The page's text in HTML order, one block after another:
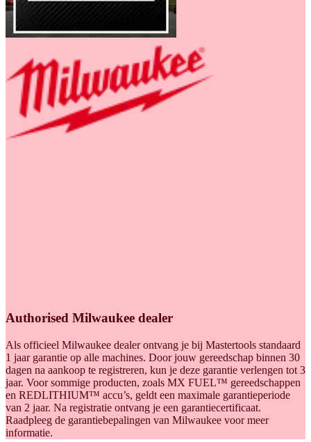
Authorised Milwaukee dealer
Als officieel Milwaukee dealer ontvang je bij Mastertools standaard
1 jaar garantie op alle machines. Door jouw gereedschap binnen 30
dagen na aankoop te registreren, kun je deze garantie verlengen tot 3
jaar. Voor sommige producten, zoals MX FUEL™ gereedschappen
en REDLITHIUM™ accu’s, geldt een maximale garantieperiode
van 2 jaar. Na registratie ontvang je een garantiecertificaat.
Raadpleeg de garantiebepalingen van Milwaukee voor meer
informatie.